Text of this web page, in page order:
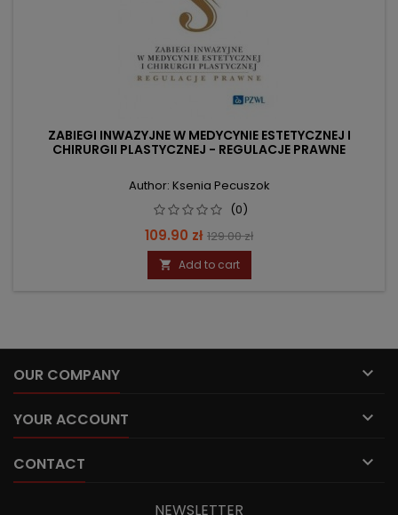
ZABIEGI INWAZYJNE W MEDYCYNIE ESTETYCZNEJ I
CHIRURGII PLASTYCZNEJ - REGULACJE PRAWNE
Author: Ksenia Pecuszok
(0)
Price
109.90 zł Regular
price
129.00 zł
 Add to cart
OUR COMPANY 
YOUR ACCOUNT 
CONTACT 
NEWSLETTER